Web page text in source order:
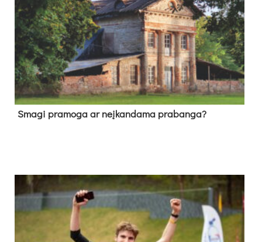
Sma­gi pra­mo­ga ar neį­kan­da­ma pra­ban­ga?